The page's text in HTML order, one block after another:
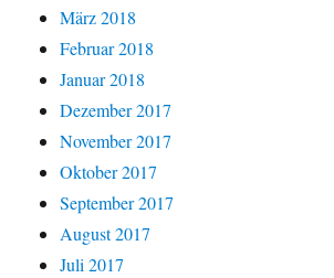
März 2018
Februar 2018
Januar 2018
Dezember 2017
November 2017
Oktober 2017
September 2017
August 2017
Juli 2017